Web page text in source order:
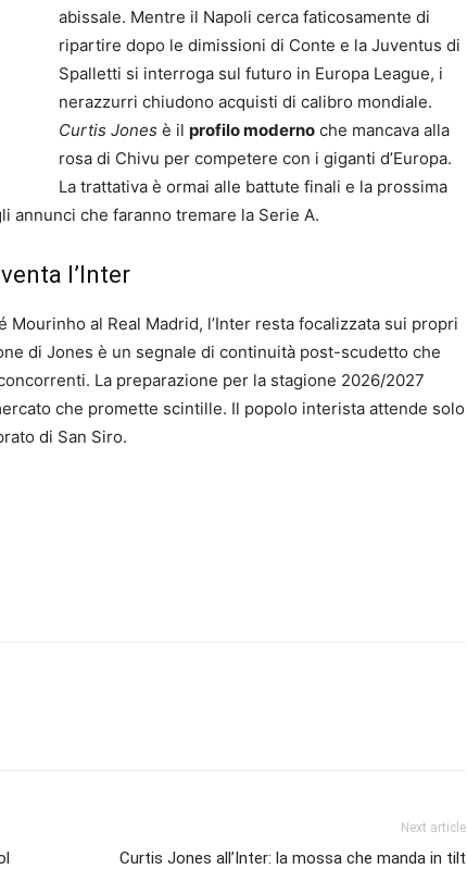
abissale. Mentre il Napoli cerca faticosamente di
ripartire dopo le dimissioni di Conte e la Juventus di
Spalletti si interroga sul futuro in Europa League, i
nerazzurri chiudono acquisti di calibro mondiale.
Curtis Jones è il profilo moderno che mancava alla
rosa di Chivu per competere con i giganti d’Europa.
La trattativa è ormai alle battute finali e la prossima
annunci che faranno tremare la Serie A.
l’Inter
al Real Madrid, l’Inter resta focalizzata sui propri
di Jones è un segnale di continuità post-scudetto che
La preparazione per la stagione 2026/2027
che promette scintille. Il popolo interista attende solo
di San Siro.
Next article
Curtis Jones all’Inter: la mossa che manda in tilt